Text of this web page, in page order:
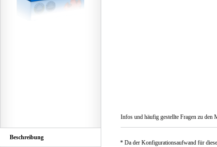
Infos und häufig gestellte Fragen zu den
Beschreibung
* Da der Konfigurationsaufwand für